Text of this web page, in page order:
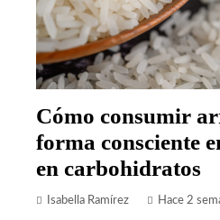
Cómo consumir
forma consciente
en carbohidratos
Isabella Ramírez Hace 2